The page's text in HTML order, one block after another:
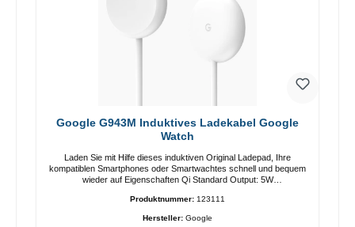
Google G943M Induktives Ladekabel Google
Watch
Laden Sie mit Hilfe dieses induktiven Original Ladepad, Ihre
kompatiblen Smartphones oder Smartwachtes schnell und bequem
wieder auf Eigenschaften Qi Standard Output: 5W
Produktnummer: 123111
Hersteller: Google